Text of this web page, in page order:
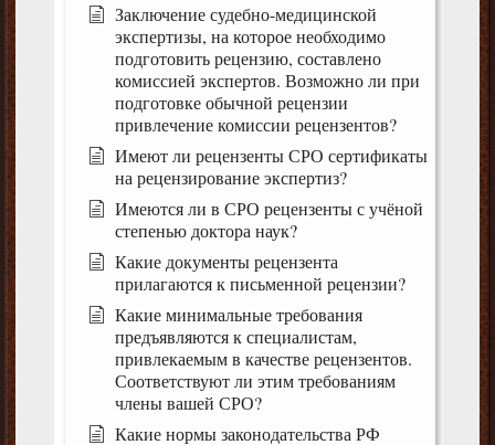
Заключение судебно-медицинской
экспертизы, на которое необходимо
подготовить рецензию, составлено
комиссией экспертов. Возможно ли при
подготовке обычной рецензии
привлечение комиссии рецензентов?
Имеют ли рецензенты СРО сертификаты
на рецензирование экспертиз?
Имеются ли в СРО рецензенты с учёной
степенью доктора наук?
Какие документы рецензента
прилагаются к письменной рецензии?
Какие минимальные требования
предъявляются к специалистам,
привлекаемым в качестве рецензентов.
Соответствуют ли этим требованиям
члены вашей СРО?
Какие нормы законодательства РФ